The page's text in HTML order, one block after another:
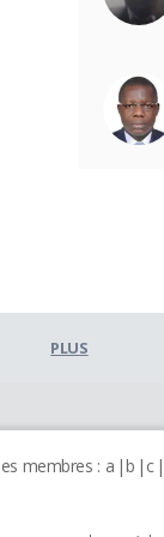
PLUS
membres : a b c